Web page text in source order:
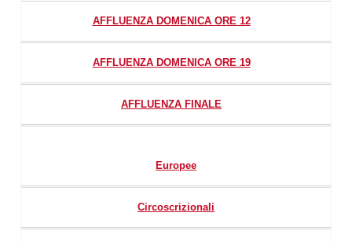
AFFLUENZA DOMENICA ORE 12
AFFLUENZA DOMENICA ORE 19
AFFLUENZA FINALE
Europee
Circoscrizionali